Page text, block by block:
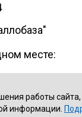
месте:
1Нработы сайта,
информации.